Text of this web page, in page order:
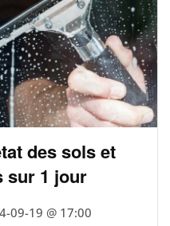
des sols et
sur 1 jour
09-19 @ 17:00